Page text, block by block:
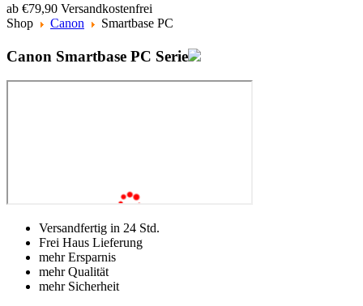
ab €79,90 Versandkostenfrei
Shop
Canon Smartbase PC
Canon Smartbase PC Serie
Versandfertig in 24 Std.
Frei Haus Lieferung
mehr Ersparnis
mehr Qualität
mehr Sicherheit